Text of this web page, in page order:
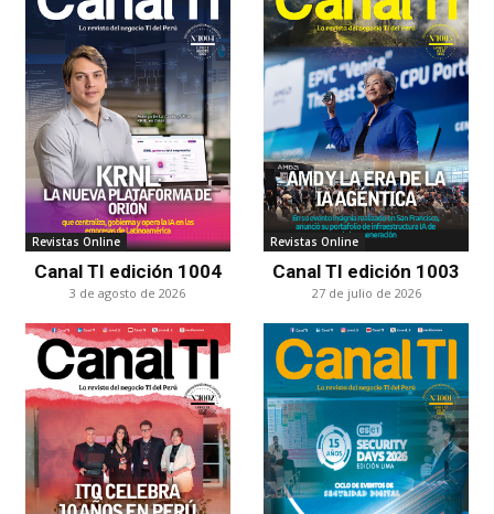
Revistas Online
Canal TI edición 1004
3 de agosto de 2026
Revistas Online
Canal TI edición 1003
27 de julio de 2026